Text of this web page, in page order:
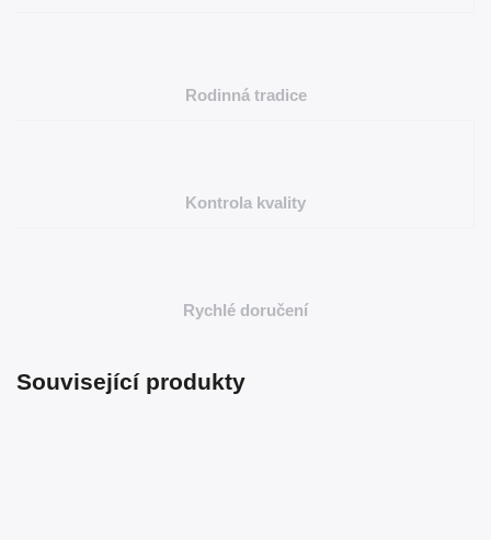
Rodinná tradice
Kontrola kvality
Rychlé doručení
Související produkty